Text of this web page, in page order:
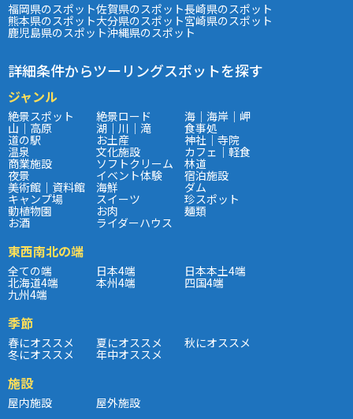
福岡県のスポット佐賀県のスポット長崎県のスポット
熊本県のスポット大分県のスポット宮崎県のスポット
鹿児島県のスポット沖縄県のスポット
詳細条件からツーリングスポットを探す
ジャンル
絶景スポット 絶景ロード 海｜海岸｜岬
山｜高原 湖｜川｜滝 食事処
道の駅 お土産 神社｜寺院
温泉 文化施設 カフェ｜軽食
商業施設 ソフトクリーム 林道
夜景 イベント体験 宿泊施設
美術館｜資料館 海鮮 ダム
キャンプ場 スイーツ 珍スポット
動植物園 お肉 麺類
お酒 ライダーハウス
東西南北の端
全ての端 日本4端 日本本土4端
北海道4端 本州4端 四国4端
九州4端
季節
春にオススメ 夏にオススメ 秋にオススメ
冬にオススメ 年中オススメ
施設
屋内施設 屋外施設